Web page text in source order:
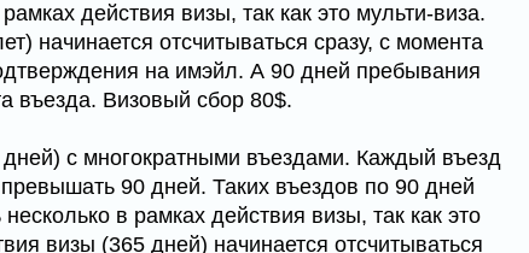
действия визы, так как это мульти-виза.
начинается отсчитываться сразу, с момента
на имэйл. А 90 дней пребывания
въезда. Визовый сбор 80$.
с многократными въездами. Каждый въезд
90 дней. Таких въездов по 90 дней
в рамках действия визы, так как это
визы (365 дней) начинается отсчитываться